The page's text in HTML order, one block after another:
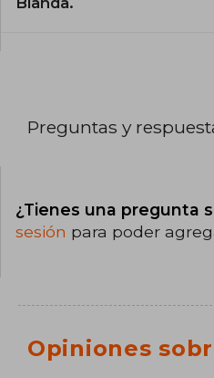
Preguntas y
¿Tienes una pregunta
sesión para poder
Opiniones